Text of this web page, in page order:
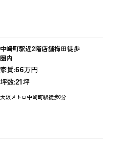
中崎町駅近2階店舗梅田徒歩
圏内
家賃:66万円
坪数:21坪
大阪メトロ中崎町駅徒歩2分